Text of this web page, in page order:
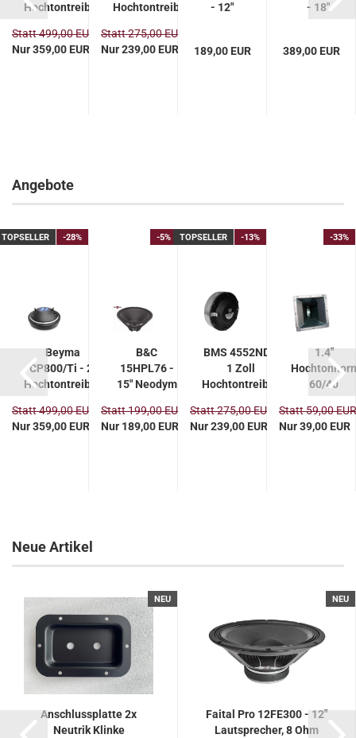
Hochtontreiber
Statt 499,00 EUR
Nur 359,00 EUR
Hochtontreiber
Statt 275,00 EUR
Nur 239,00 EUR
- 12"
189,00 EUR
- 18"
389,00 EUR
Angebote
TOPSELLER -28%
Beyma
CP800/Ti - 2"
Hochtontreiber
Statt 499,00 EUR
Nur 359,00 EUR
-5%
B&C
15HPL76 -
15" Neodym
Statt 199,00 EUR
Nur 189,00 EUR
TOPSELLER -13%
BMS 4552ND -
1 Zoll
Hochtontreiber
Statt 275,00 EUR
Nur 239,00 EUR
-33%
1.4"
Hochtonhorn
60/40
Statt 59,00 EUR
Nur 39,00 EUR
Neue Artikel
NEU
Anschlussplatte 2x
Neutrik Klinke
NEU
Faital Pro 12FE300 - 12"
Lautsprecher, 8 Ohm